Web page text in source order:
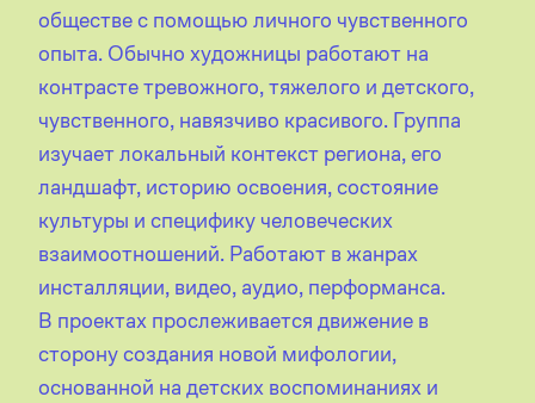
обществе с помощью личного чувственного
опыта. Обычно художницы работают на
контрасте тревожного, тяжелого и детского,
чувственного, навязчиво красивого. Группа
изучает локальный контекст региона, его
ландшафт, историю освоения, состояние
культуры и специфику человеческих
взаимоотношений. Работают в жанрах
инсталляции, видео, аудио, перформанса.
В проектах прослеживается движение в
сторону создания новой мифологии,
основанной на детских воспоминаниях и